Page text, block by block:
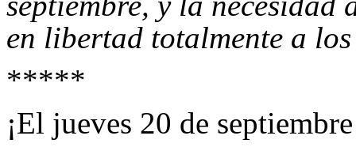
en libertad totalmente a
*****
¡El jueves 20 de